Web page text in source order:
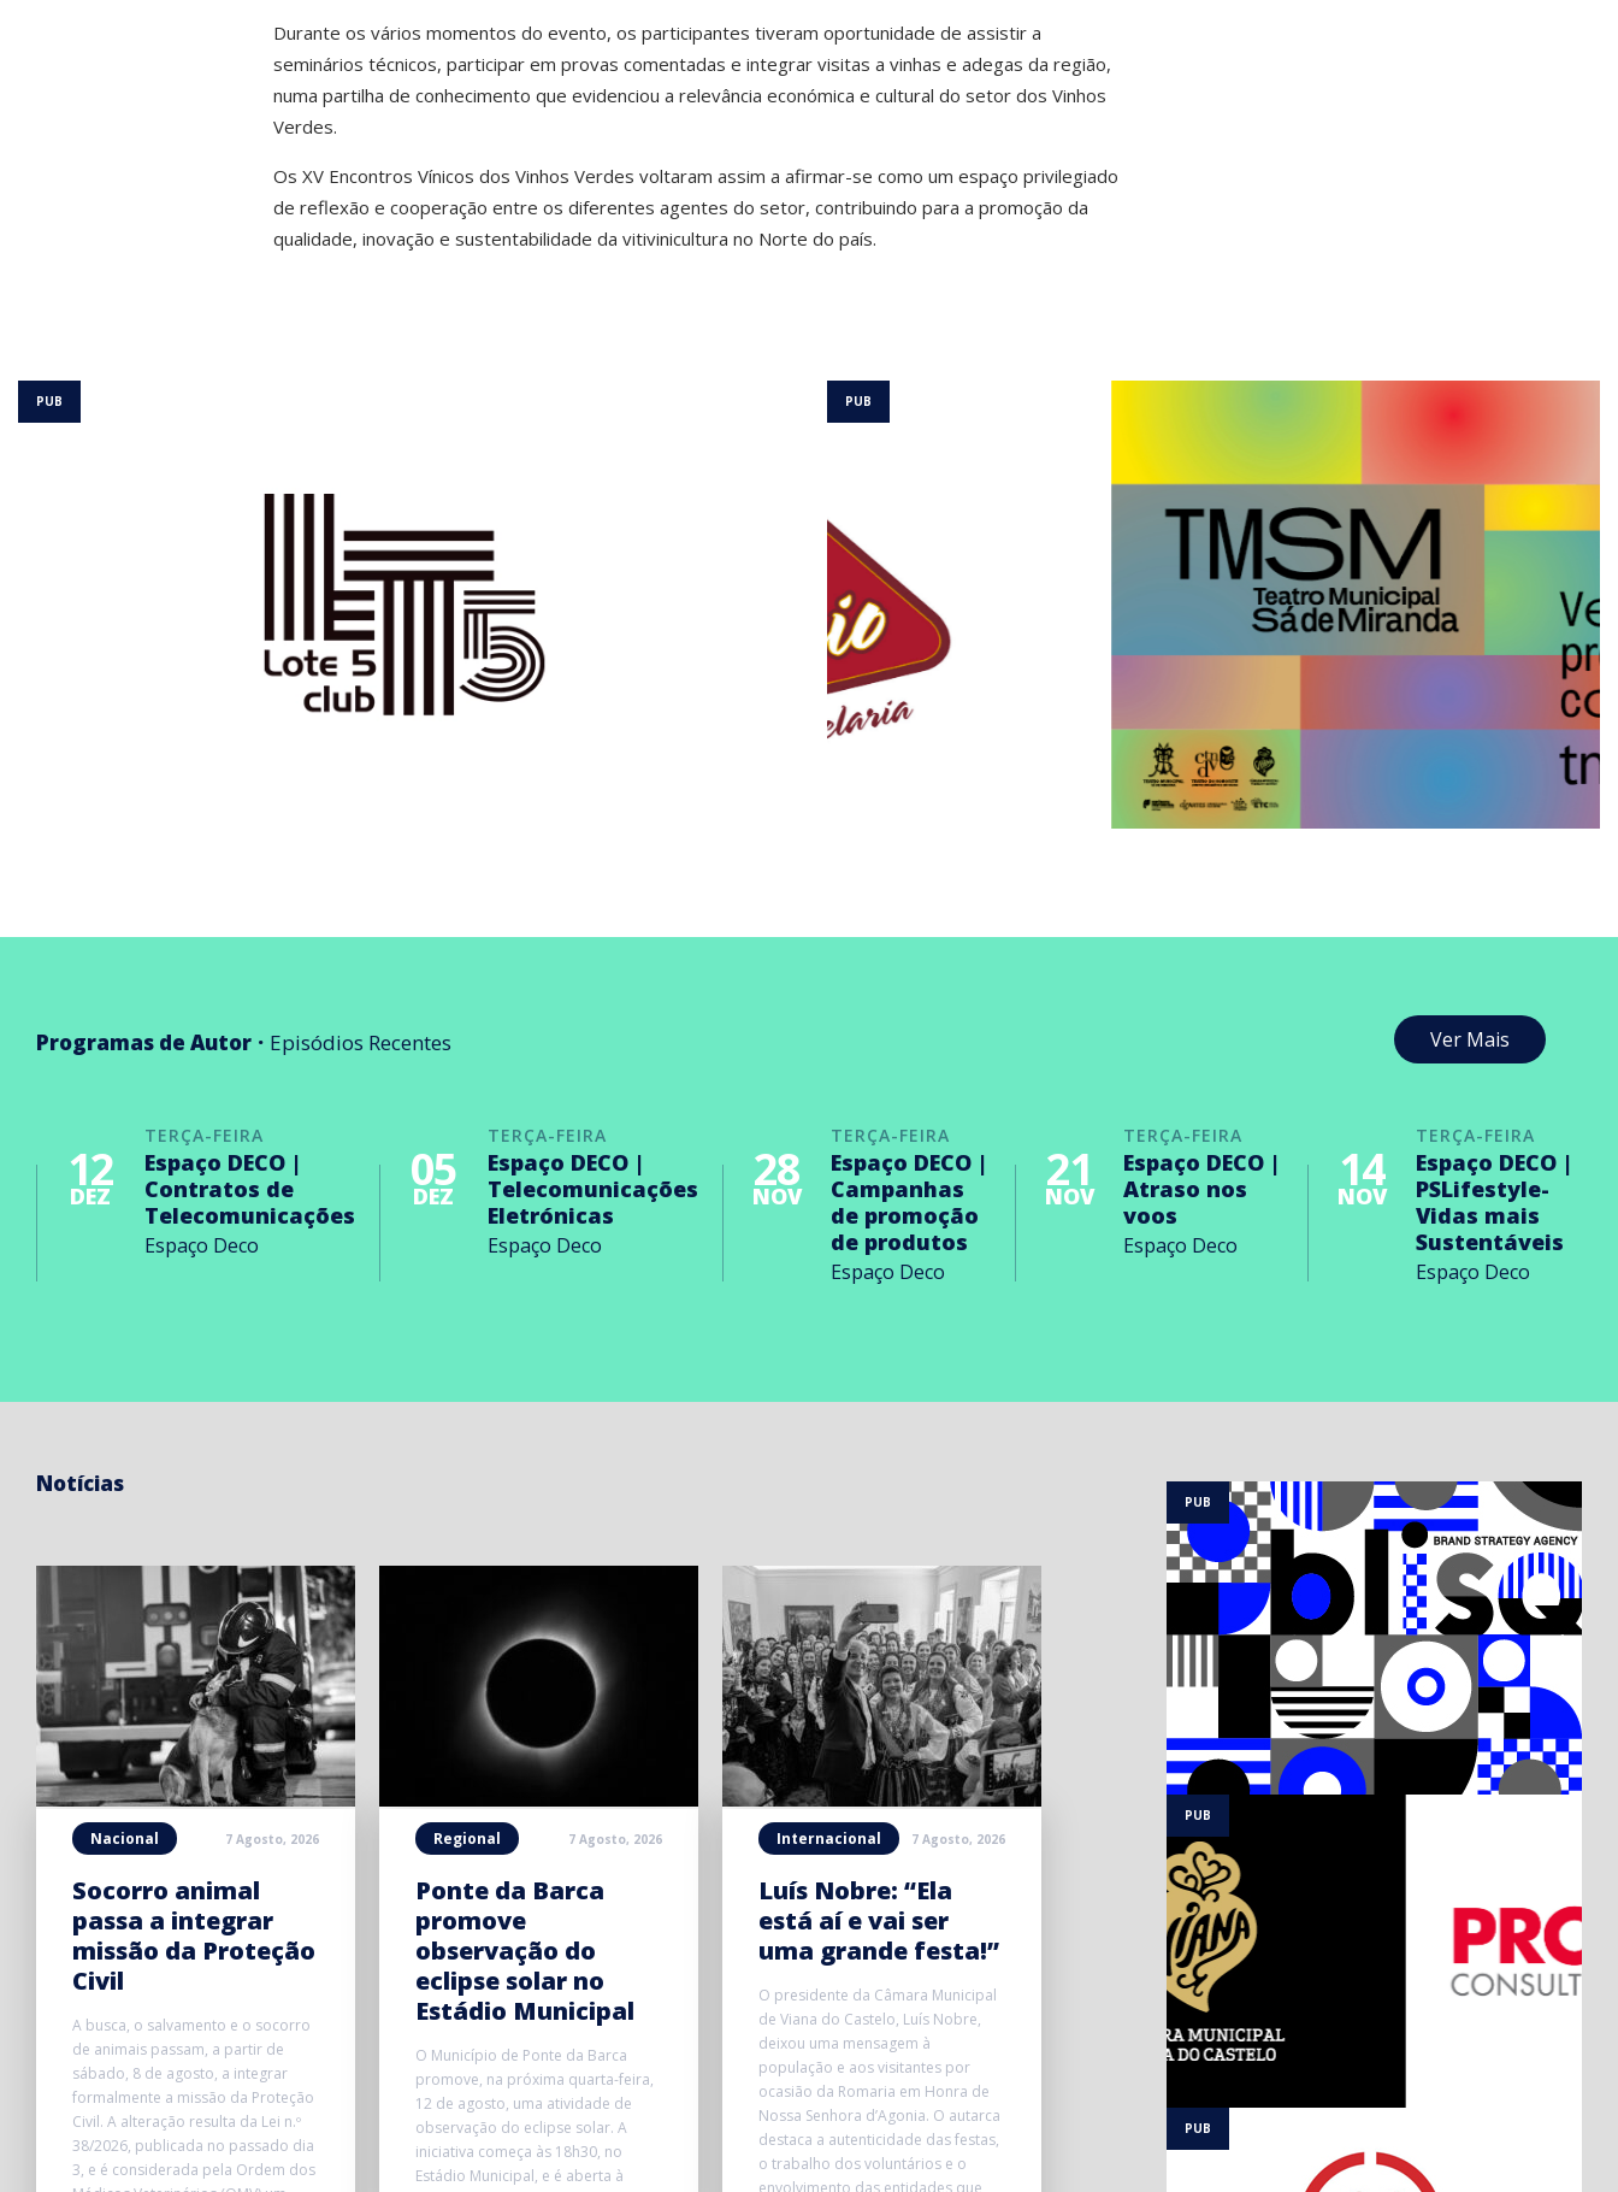
Durante os vários momentos do evento, os participantes tiveram oportunidade de assistir a
seminários técnicos, participar em provas comentadas e integrar visitas a vinhas e adegas da região,
numa partilha de conhecimento que evidenciou a relevância económica e cultural do setor dos Vinhos
Verdes.
Os XV Encontros Vínicos dos Vinhos Verdes voltaram assim a afirmar-se como um espaço privilegiado
de reflexão e cooperação entre os diferentes agentes do setor, contribuindo para a promoção da
qualidade, inovação e sustentabilidade da vitivinicultura no Norte do país.
Programas de Autor Episódios Recentes Ver Mais
TERÇA-FEIRA
12
DEZ
Espaço DECO |
Contratos de
Telecomunicações
Espaço Deco
TERÇA-FEIRA
05
DEZ
Espaço DECO |
Telecomunicações
Eletrónicas
Espaço Deco
TERÇA-FEIRA
28
NOV
Espaço DECO |
Campanhas
de promoção
de produtos
Espaço Deco
TERÇA-FEIRA
21
NOV
Espaço DECO |
Atraso nos
voos
Espaço Deco
TERÇA-FEIRA
14
NOV
Espaço DECO |
PSLifestyle-
Vidas mais
Sustentáveis
Espaço Deco
Notícias
Nacional 7 Agosto, 2026
Socorro animal
passa a integrar
missão da Proteção
Civil
A busca, o salvamento e o socorro
de animais passam, a partir de
sábado, 8 de agosto, a integrar
formalmente a missão da Proteção
Civil. A alteração resulta da Lei n.º
38/2026, publicada no passado dia
3, e é considerada pela Ordem dos
Regional 7 Agosto, 2026
Ponte da Barca
promove
observação do
eclipse solar no
Estádio Municipal
O Município de Ponte da Barca
promove, na próxima quarta-feira,
12 de agosto, uma atividade de
observação do eclipse solar. A
iniciativa começa às 18h30, no
Estádio Municipal, e é aberta à
Internacional 7 Agosto, 2026
Luís Nobre: “Ela
está aí e vai ser
uma grande festa!”
O presidente da Câmara Municipal
de Viana do Castelo, Luís Nobre,
deixou uma mensagem à
população e aos visitantes por
ocasião da Romaria em Honra de
Nossa Senhora d’Agonia. O autarca
destaca a autenticidade das festas,
o trabalho dos voluntários e o
envolvimento das entidades que